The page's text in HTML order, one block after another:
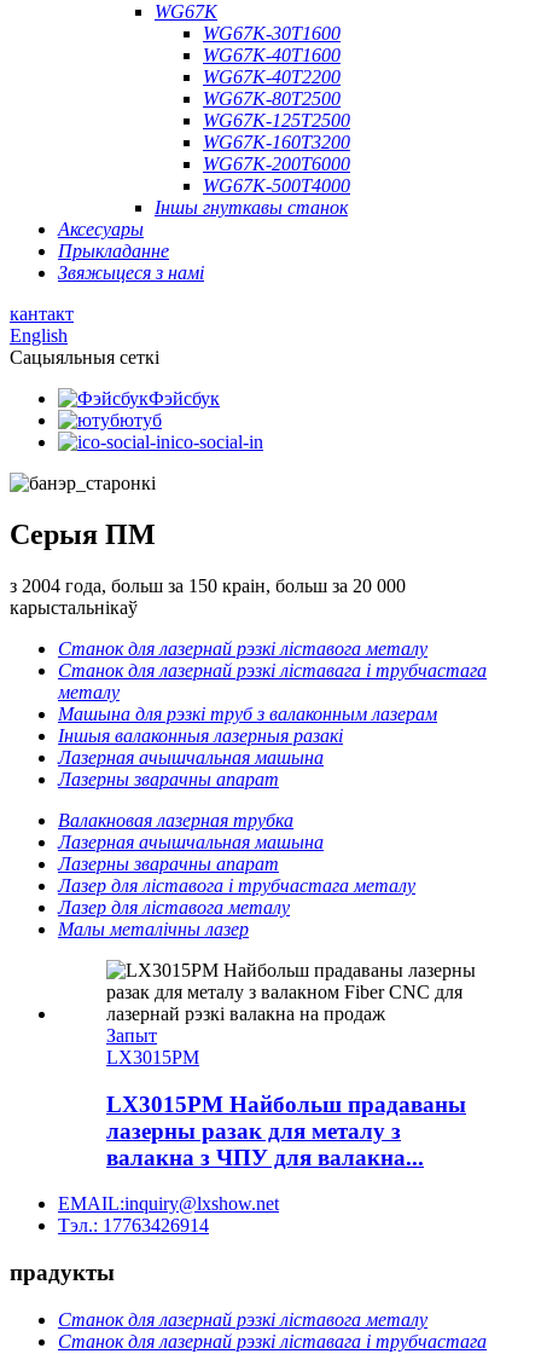
WG67K
WG67K-30T1600
WG67K-40T1600
WG67K-40T2200
WG67K-80T2500
WG67K-125T2500
WG67K-160T3200
WG67K-200T6000
WG67K-500T4000
Іншы гнуткавы станок
Аксесуары
Прыкладанне
Звяжыцеся з намі
кантакт
English
Сацыяльныя сеткі
Фэйсбук
ютуб
ico-social-in
Серыя ПМ
з 2004 года, больш за 150 краін, больш за 20 000
карыстальнікаў
Станок для лазернай рэзкі ліставога металу
Станок для лазернай рэзкі ліставага і трубчастага
металу
Машына для рэзкі труб з валаконным лазерам
Іншыя валаконныя лазерныя разакі
Лазерная ачышчальная машына
Лазерны зварачны апарат
Валакновая лазерная трубка
Лазерная ачышчальная машына
Лазерны зварачны апарат
Лазер для ліставога і трубчастага металу
Лазер для ліставога металу
Малы металічны лазер
Запыт
LX3015PM
LX3015PM Найбольш прадаваны
лазерны разак для металу з
валакна з ЧПУ для валакна...
EMAIL:inquiry@lxshow.net
Тэл.: 17763426914
прадукты
Станок для лазернай рэзкі ліставога металу
Станок для лазернай рэзкі ліставага і трубчастага